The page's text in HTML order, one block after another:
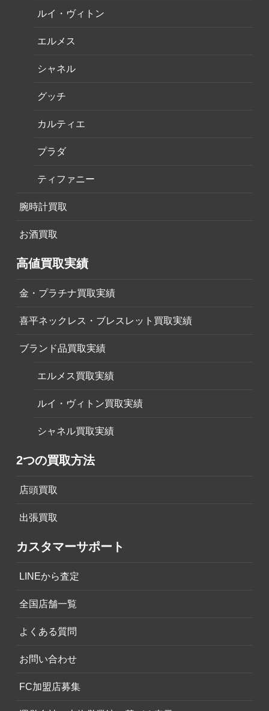
ルイ・ヴィトン
エルメス
シャネル
グッチ
カルティエ
プラダ
ティファニー
腕時計買取
お酒買取
高値買取実績
金・プラチナ買取実績
喜平ネックレス・ブレスレット買取実績
ブランド品買取実績
エルメス買取実績
ルイ・ヴィトン買取実績
シャネル買取実績
2つの買取方法
店頭買取
出張買取
カスタマーサポート
LINEから査定
全国店舗一覧
よくある質問
お問い合わせ
FC加盟店募集